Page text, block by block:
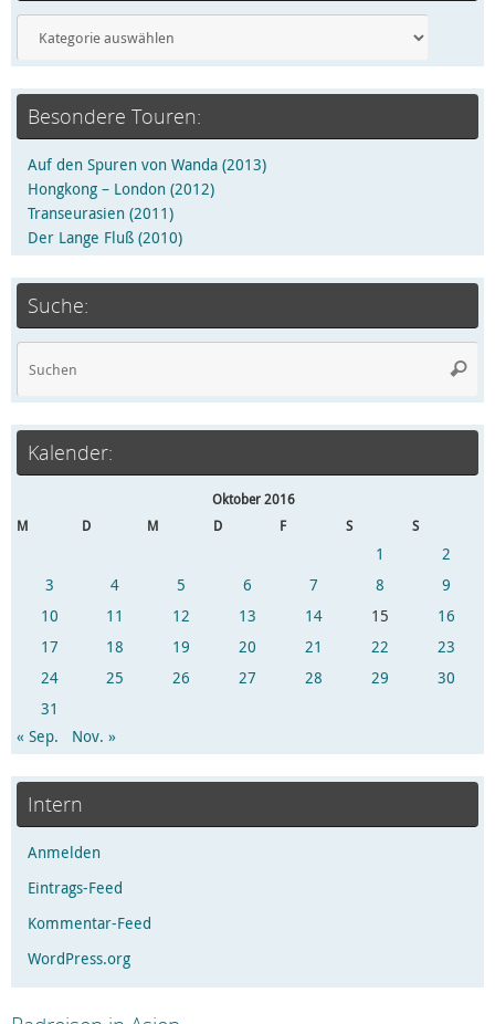
Besondere Touren:
Auf den Spuren von Wanda (2013)
Hongkong – London (2012)
Transeurasien (2011)
Der Lange Fluß (2010)
Suche:
Kalender:
Oktober 2016
M
D M D F S S
1
2
3
4 5 6 7 8
9
10
11 12 13 14 15
16
17
18 19 20 21 22
23
24
25 26 27 28 29
30
31
« Sep.
Nov. »
Intern
Anmelden
Eintrags-Feed
Kommentar-Feed
WordPress.org